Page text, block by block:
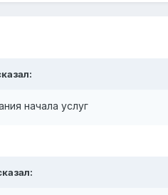
начала услуг